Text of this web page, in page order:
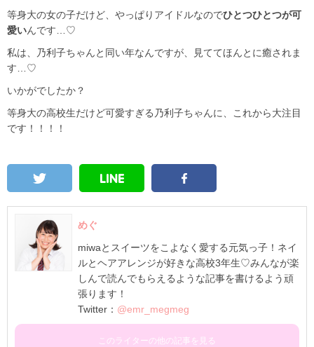
等身大の女の子だけど、やっぱりアイドルなのでひとつひとつが可
愛いんです…♡
私は、乃利子ちゃんと同い年なんですが、見ててほんとに癒されま
す…♡
いかがでしたか？
等身大の高校生だけど可愛すぎる乃利子ちゃんに、これから大注目
です！！！！
めぐ
miwaとスイーツをこよなく愛する元気っ子！ネイ
ルとヘアアレンジが好きな高校3年生♡みんなが楽
しんで読んでもらえるような記事を書けるよう頑
張ります！
Twitter： @emr_megmeg
このライターの他の記事を見る